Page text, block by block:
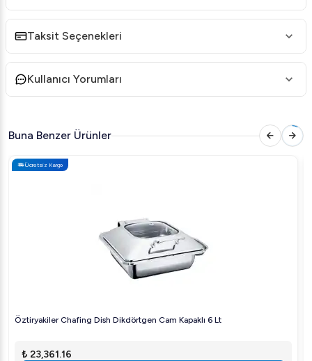
Taksit Seçenekleri
Kullanıcı Yorumları
Buna Benzer Ürünler
Ücretsiz Kargo
Öztiryakiler Chafing Dish Dikdörtgen Cam Kapaklı 6 Lt
₺ 23,361.16